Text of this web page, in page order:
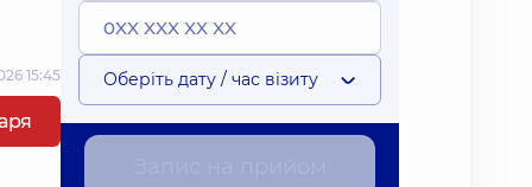
15:45 Оберіть дату / час візиту